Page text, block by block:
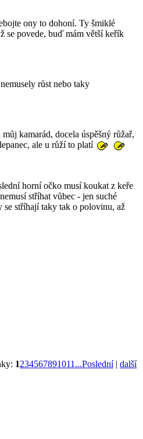
ony to dohoní. Ty šmiklé
se povede, buď mám větší keřík
růst nebo taky
kamarád, docela úspěšný růžař,
ale u růží to platí
horní očko musí koukat z keře
stříhat vůbec - jen suché
se stříhají taky tak o polovinu, až
1234567891011 ...Poslední| další